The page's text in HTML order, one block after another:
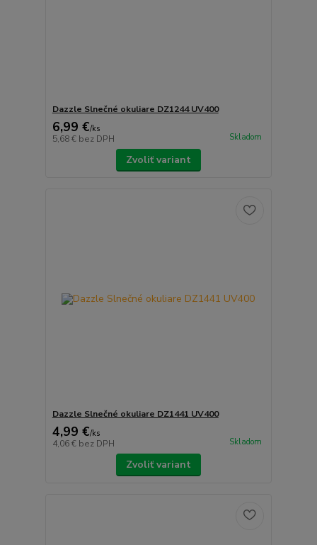
Dazzle Slnečné okuliare DZ1244 UV400
6,99 €/ks
5,68 € bez DPH Skladom
Zvoliť variant
Dazzle Slnečné okuliare DZ1441 UV400
4,99 €/ks
4,06 € bez DPH Skladom
Zvoliť variant